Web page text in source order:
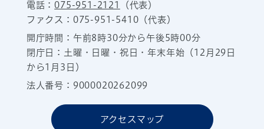
電話：075-951-2121
（代表）
ファクス：075-951-5410（代表）
開庁時間：午前8時30分から午後5時00分
閉庁日：土曜・日曜・祝日・年末年始（12月29日
から1月3日）
法人番号：9000020262099
アクセスマップ